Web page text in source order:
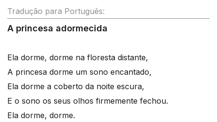
Tradução para Português:
A princesa adormecida
Ela dorme, dorme na floresta distante,
A princesa dorme um sono encantado,
Ela dorme a coberto da noite escura,
E o sono os seus olhos firmemente fechou.
Ela dorme, dorme.